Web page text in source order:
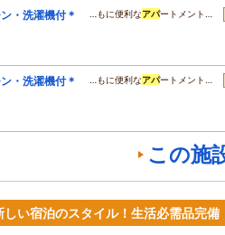
・洗濯機付＊
…もに便利なアパートメント…
・洗濯機付＊
…もに便利なアパートメント…
この施
い宿泊のスタイル！生活必需品完備